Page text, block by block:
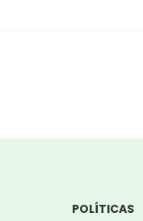
POLÍTICAS